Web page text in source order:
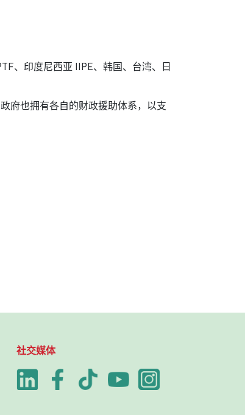
、印度尼西亚 IIPE、韩国、台湾、日
府也拥有各自的财政援助体系，以支
社交媒体